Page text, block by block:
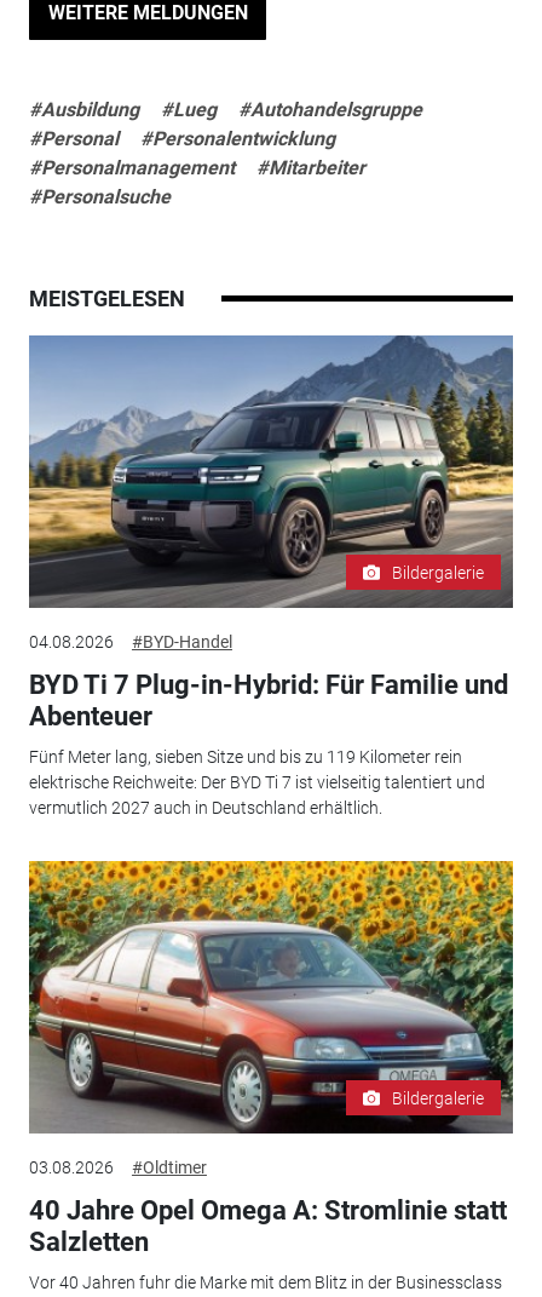
WEITERE MELDUNGEN
#Ausbildung #Lueg
#Autohandelsgruppe
#Personal
#Personalentwicklung
#Personalmanagement
#Mitarbeiter
#Personalsuche
MEISTGELESEN
Bildergalerie
04.08.2026 #BYD-Handel
BYD Ti 7 Plug-in-Hybrid: Für Familie und
Abenteuer
Fünf Meter lang, sieben Sitze und bis zu 119 Kilometer rein
elektrische Reichweite: Der BYD Ti 7 ist vielseitig talentiert und
vermutlich 2027 auch in Deutschland erhältlich.
Bildergalerie
03.08.2026 #Oldtimer
40 Jahre Opel Omega A: Stromlinie statt
Salzletten
Vor 40 Jahren fuhr die Marke mit dem Blitz in der Businessclass